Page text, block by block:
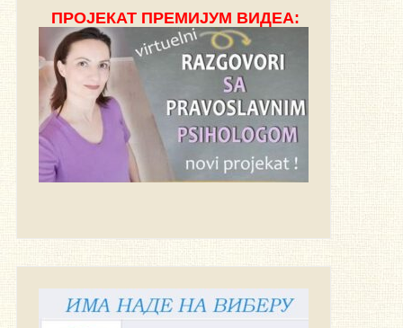
ПРОЈЕКАТ ПРЕМИЈУМ ВИДЕА: